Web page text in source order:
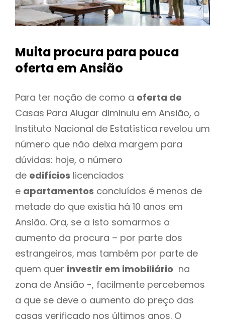
Muita procura para pouca
oferta em Ansião
Para ter noção de como a oferta de
Casas Para Alugar diminuiu em Ansião, o
Instituto Nacional de Estatística revelou um
número que não deixa margem para
dúvidas: hoje, o número
de edifícios licenciados
e apartamentos concluídos é menos de
metade do que existia há 10 anos em
Ansião. Ora, se a isto somarmos o
aumento da procura – por parte dos
estrangeiros, mas também por parte de
quem quer investir em imobiliário na
zona de Ansião -, facilmente percebemos
a que se deve o aumento do preço das
casas verificado nos últimos anos. O